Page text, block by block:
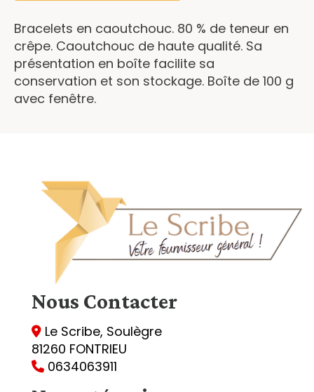
Bracelets en caoutchouc. 80 % de teneur en
crêpe. Caoutchouc de haute qualité. Sa
présentation en boîte facilite sa
conservation et son stockage. Boîte de 100 g
avec fenêtre.
Nous Contacter
 Le Scribe, Soulègre
81260 FONTRIEU
 0634063911